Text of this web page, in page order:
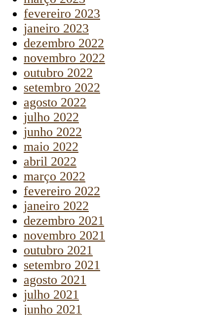
fevereiro 2023
janeiro 2023
dezembro 2022
novembro 2022
outubro 2022
setembro 2022
agosto 2022
julho 2022
junho 2022
maio 2022
abril 2022
março 2022
fevereiro 2022
janeiro 2022
dezembro 2021
novembro 2021
outubro 2021
setembro 2021
agosto 2021
julho 2021
junho 2021